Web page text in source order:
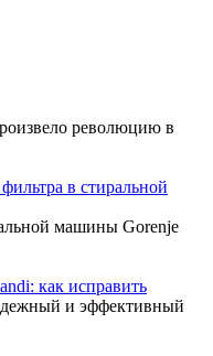
революцию в
в стиральной
машины Gorenje
как исправить
и эффективный